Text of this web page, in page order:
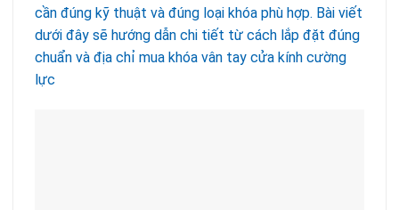
cần đúng kỹ thuật và đúng loại khóa phù hợp. Bài viết
dưới đây sẽ hướng dẫn chi tiết từ cách lắp đặt đúng
chuẩn và địa chỉ mua khóa vân tay cửa kính cường
lực